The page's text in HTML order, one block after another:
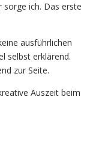
sorge ich. Das erste
ausführlichen
selbst erklärend.
zur Seite.
Auszeit beim